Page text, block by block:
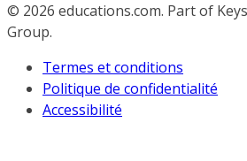
© 2026 educations.com. Part of
Group.
Termes et conditions
Politique de confidentialité
Accessibilité